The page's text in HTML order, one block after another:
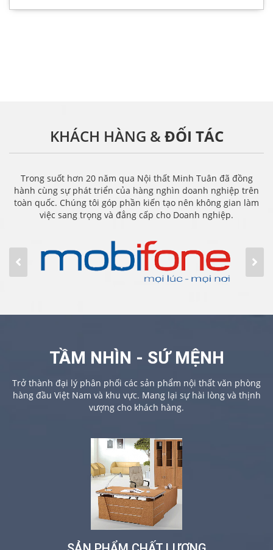
KHÁCH HÀNG &ĐỐI TÁC
Trong suốt hơn 20 năm qua Nội thất Minh Tuân đã đồng
hành cùng sự phát triển của hàng nghìn doanh nghiệp trên
toàn quốc. Chúng tôi góp phần kiến tạo nên không gian làm
việc sang trọng và đẳng cấp cho Doanh nghiệp.
TẦM NHÌN - SỨ MỆNH
Trở thành đại lý phân phối các sản phẩm nội thất văn phòng
hàng đầu Việt Nam và khu vực. Mang lại sự hài lòng và thịnh
vượng cho khách hàng.